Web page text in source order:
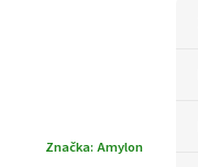
Značka: Amylon